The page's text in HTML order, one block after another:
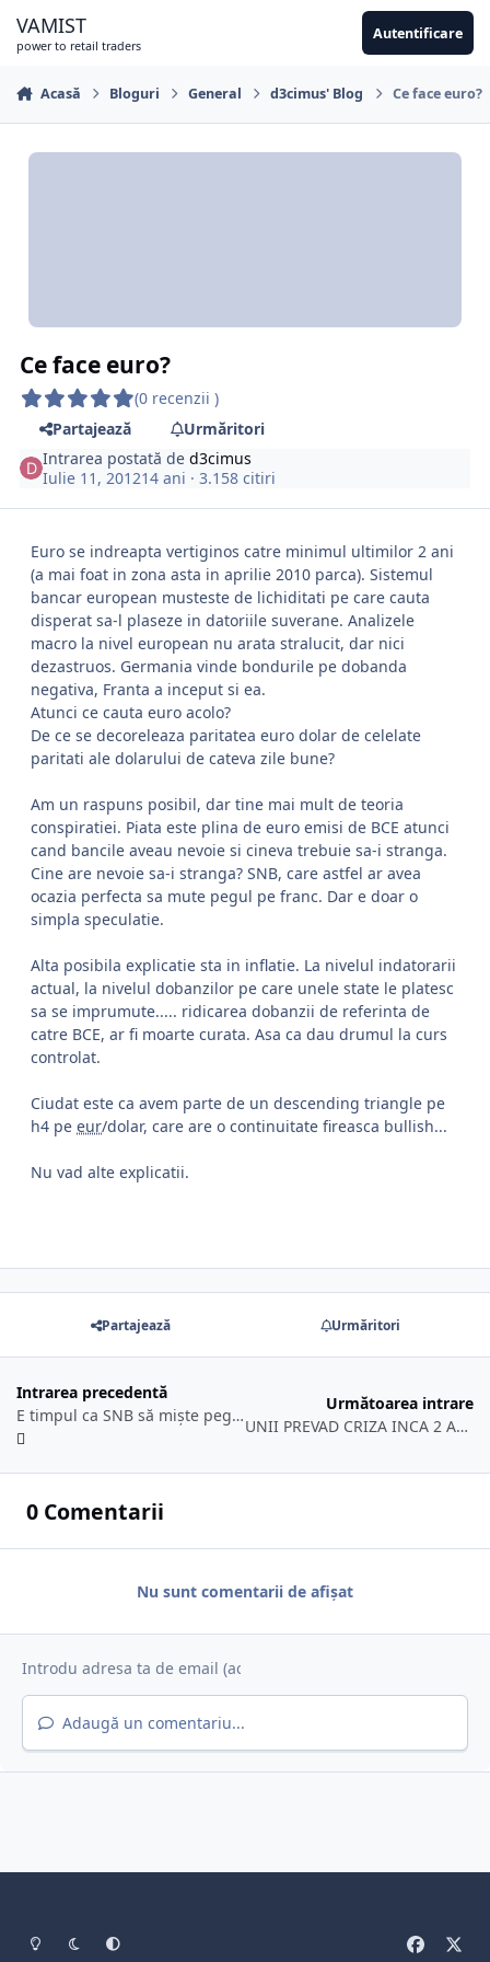
VAMIST
power to retail traders
Autentificare
Acasă Bloguri General d3cimus' Blog Ce face euro?
Ce face euro?
(0 recenzii )
Partajează
Urmăritori
Intrarea postată ded3cimus
Iulie 11, 201214 ani · 3.158 citiri
Euro se indreapta vertiginos catre minimul ultimilor 2 ani
(a mai foat in zona asta in aprilie 2010 parca). Sistemul
bancar european musteste de lichiditati pe care cauta
disperat sa-l plaseze in datoriile suverane. Analizele
macro la nivel european nu arata stralucit, dar nici
dezastruos. Germania vinde bondurile pe dobanda
negativa, Franta a inceput si ea.
Atunci ce cauta euro acolo?
De ce se decoreleaza paritatea euro dolar de celelate
paritati ale dolarului de cateva zile bune?
Am un raspuns posibil, dar tine mai mult de teoria
conspiratiei. Piata este plina de euro emisi de BCE atunci
cand bancile aveau nevoie si cineva trebuie sa-i stranga.
Cine are nevoie sa-i stranga? SNB, care astfel ar avea
ocazia perfecta sa mute pegul pe franc. Dar e doar o
simpla speculatie.
Alta posibila explicatie sta in inflatie. La nivelul indatorarii
actual, la nivelul dobanzilor pe care unele state le platesc
sa se imprumute..... ridicarea dobanzii de referinta de
catre BCE, ar fi moarte curata. Asa ca dau drumul la curs
controlat.
Ciudat este ca avem parte de un descending triangle pe
h4 pe eur/dolar, care are o continuitate fireasca bullish...
Nu vad alte explicatii.
Partajează Urmăritori
Intrarea precedentă
E timpul ca SNB să miște peg-ul pe franc.
Următoarea intrare
UNII PREVAD CRIZA INCA 2 ANI........
0 Comentarii
Nu sunt comentarii de afișat
Adaugă un comentariu...
Light ModeDark ModeSystem Preference